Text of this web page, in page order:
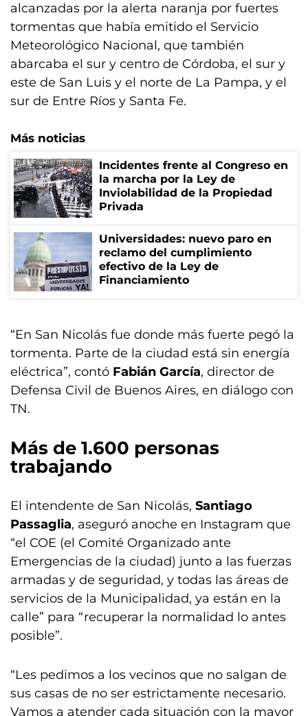
alcanzadas por la alerta naranja por fuertes
tormentas que había emitido el Servicio
Meteorológico Nacional, que también
abarcaba el sur y centro de Córdoba, el sur y
este de San Luis y el norte de La Pampa, y el
sur de Entre Ríos y Santa Fe.
Más noticias
Incidentes frente al Congreso en
la marcha por la Ley de
Inviolabilidad de la Propiedad
Privada
Universidades: nuevo paro en
reclamo del cumplimiento
efectivo de la Ley de
Financiamiento
“En San Nicolás fue donde más fuerte pegó la
tormenta. Parte de la ciudad está sin energía
eléctrica”, contó Fabián García, director de
Defensa Civil de Buenos Aires, en diálogo con
TN.
Más de 1.600 personas
trabajando
El intendente de San Nicolás, Santiago
Passaglia, aseguró anoche en Instagram que
“el COE (el Comité Organizado ante
Emergencias de la ciudad) junto a las fuerzas
armadas y de seguridad, y todas las áreas de
servicios de la Municipalidad, ya están en la
calle” para “recuperar la normalidad lo antes
posible”.
“Les pedimos a los vecinos que no salgan de
sus casas de no ser estrictamente necesario.
Vamos a atender cada situación con la mayor